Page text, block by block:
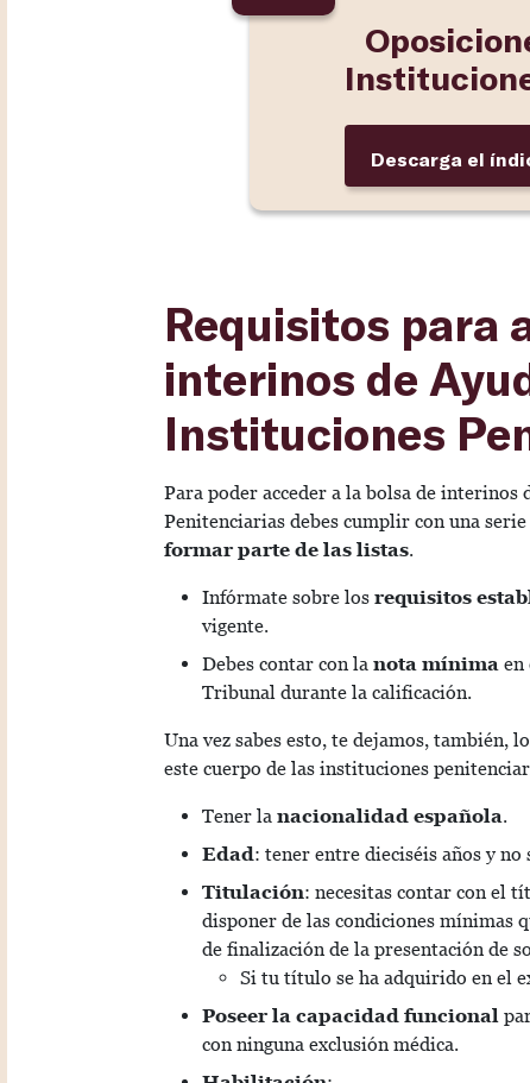
Descarga el
Requisitos para
interinos de
Instituciones
Para poder acceder a la bolsa de
Penitenciarias debes cumplir con una serie
formar parte de las listas.
Infórmate sobre los requisitos
vigente.
Debes contar con la nota mínima en
Tribunal durante la calificación.
Una vez sabes esto, te dejamos, también,
este cuerpo de las instituciones
Tener la nacionalidad española.
Edad: tener entre dieciséis años y
Titulación: necesitas contar con el
disponer de las condiciones mínimas
de finalización de la presentación de
Si tu título se ha adquirido en el
Poseer la capacidad funcional
con ninguna exclusión médica.